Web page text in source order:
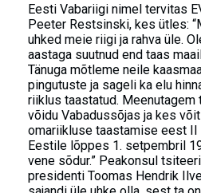
Eesti Vabariigi nimel tervitas
Peeter Restsinski, kes ütles:
uhked meie riigi ja rahva üle.
aastaga suutnud end taas
Tänuga mõtleme neile
pingutuste ja sageli ka elu
riiklus taastatud. Meenutagem
võidu Vabadussõjas ja kes
omariikluse taastamise eest II
Eestile lõppes 1. setpembril
vene sõdur.” Peakonsul
presidenti Toomas Hendrik